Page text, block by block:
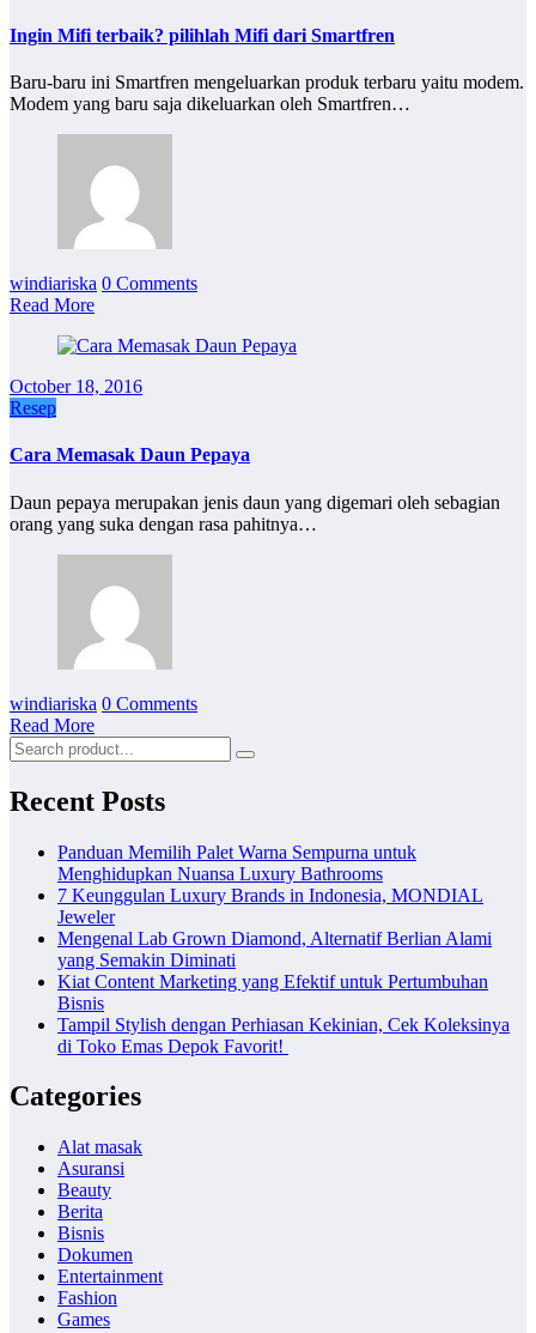
Ingin Mifi terbaik? pilihlah Mifi dari Smartfren
Baru-baru ini Smartfren mengeluarkan produk terbaru yaitu modem.
Modem yang baru saja dikeluarkan oleh Smartfren…
windiariska 0 Comments
Read More
October 18, 2016
Resep
Cara Memasak Daun Pepaya
Daun pepaya merupakan jenis daun yang digemari oleh sebagian
orang yang suka dengan rasa pahitnya…
windiariska 0 Comments
Read More
Recent Posts
Panduan Memilih Palet Warna Sempurna untuk
Menghidupkan Nuansa Luxury Bathrooms
7 Keunggulan Luxury Brands in Indonesia, MONDIAL
Jeweler
Mengenal Lab Grown Diamond, Alternatif Berlian Alami
yang Semakin Diminati
Kiat Content Marketing yang Efektif untuk Pertumbuhan
Bisnis
Tampil Stylish dengan Perhiasan Kekinian, Cek Koleksinya
di Toko Emas Depok Favorit!
Categories
Alat masak
Asuransi
Beauty
Berita
Bisnis
Dokumen
Entertainment
Fashion
Games